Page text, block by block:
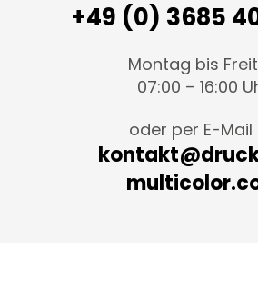
+49 (0) 3685
Montag bis
07:00 – 16:00
oder per E-Mail